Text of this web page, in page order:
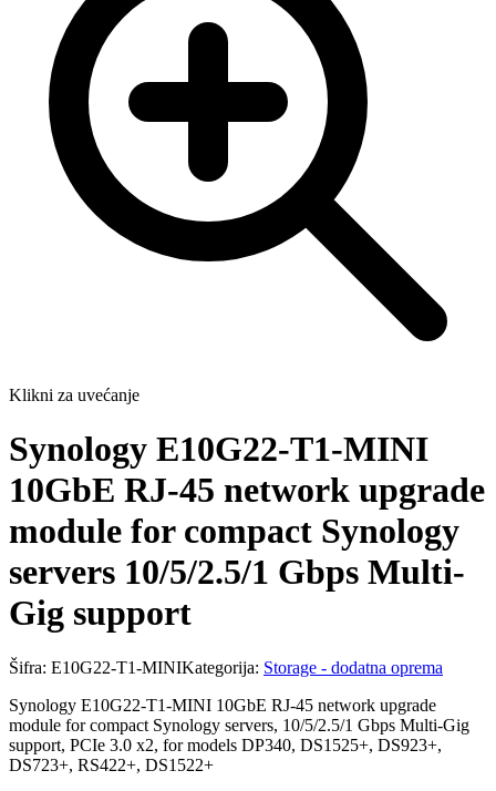
Klikni za uvećanje
Synology E10G22-T1-MINI
10GbE RJ-45 network upgrade
module for compact Synology
servers 10/5/2.5/1 Gbps Multi-
Gig support
Šifra: E10G22-T1-MINIKategorija: Storage - dodatna oprema
Synology E10G22-T1-MINI 10GbE RJ-45 network upgrade
module for compact Synology servers, 10/5/2.5/1 Gbps Multi-Gig
support, PCIe 3.0 x2, for models DP340, DS1525+, DS923+,
DS723+, RS422+, DS1522+